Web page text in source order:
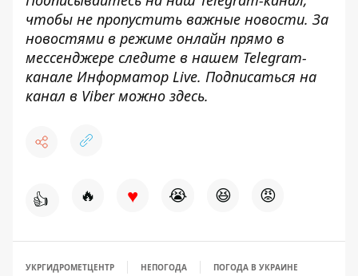
чтобы не пропустить важные новости. За
новостями в режиме онлайн прямо в
мессенджере следите в нашем Telegram-
канале Информатор Live. Подписаться на
канал в Viber можно здесь.
👍 🔥 ♥ 😭 😆 😡
УКРГИДРОМЕТЦЕНТР НЕПОГОДА ПОГОДА В УКРАИНЕ